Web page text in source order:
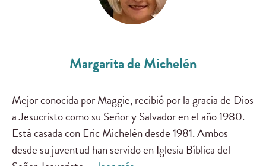
Margarita de Michelén
Mejor conocida por Maggie, recibió por la gracia de Dios
a Jesucristo como su Señor y Salvador en el año 1980.
Está casada con Eric Michelén desde 1981. Ambos
desde su juventud han servido en Iglesia Bíblica del